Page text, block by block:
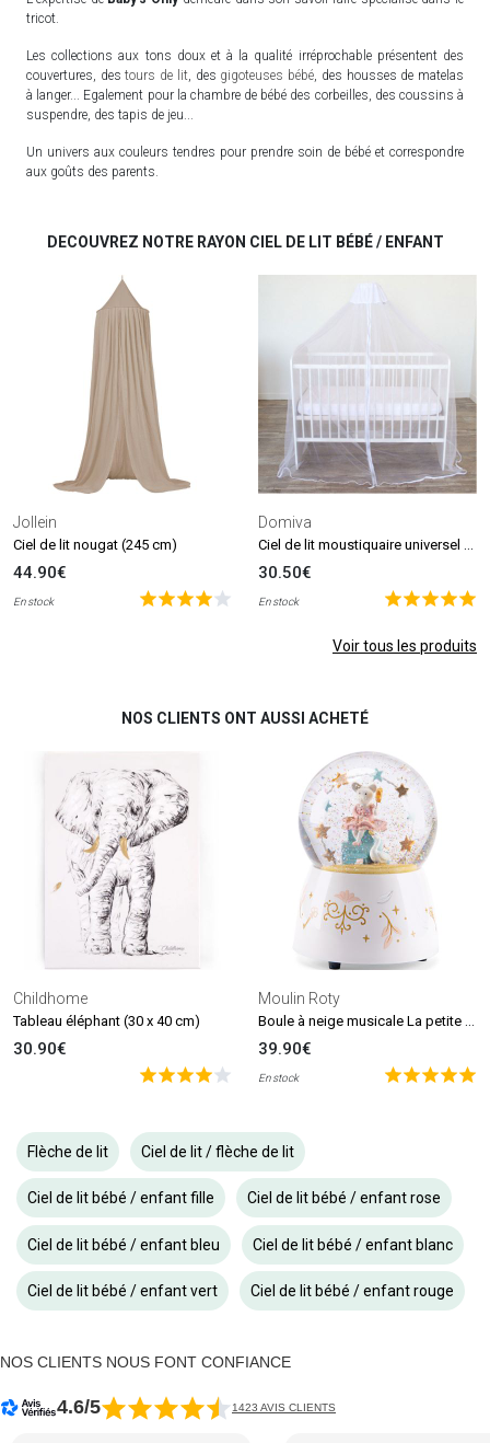
tricot.
Les collections aux tons doux et à la qualité irréprochable présentent des
couvertures, destours de lit, des gigoteuses bébé , des housses de matelas
à langer... Egalement pour la chambre de bébé des corbeilles, des coussins à
suspendre, des tapis de jeu...
Un univers aux couleurs tendres pour prendre soin de bébé et correspondre
aux goûts des parents.
DECOUVREZ NOTRE RAYON CIEL DE LIT BÉBÉ / ENFANT
Jollein
Ciel de lit nougat (245 cm)
44.90€
En stock
Domiva
30.50€
En stock
Voir tous les produits
NOS CLIENTS ONT AUSSI ACHETÉ
Childhome
Tableau éléphant (30 x 40 cm)
30.90€
Moulin Roty
39.90€
En stock
Flèche de lit Ciel de lit / flèche de lit
Ciel de lit bébé / enfant fille Ciel de lit bébé / enfant rose
Ciel de lit bébé / enfant bleu Ciel de lit bébé / enfant blanc
Ciel de lit bébé / enfant vert Ciel de lit bébé / enfant rouge
NOS CLIENTS NOUS FONT CONFIANCE
4.6/5 1423 AVIS CLIENTS